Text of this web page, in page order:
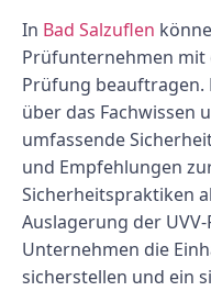
In Bad Salzuflen
Prüfunternehmen mit
Prüfung beauftragen.
über das Fachwissen
umfassende
und Empfehlungen
Sicherheitspraktiken
Auslagerung der
Unternehmen die
sicherstellen und ein